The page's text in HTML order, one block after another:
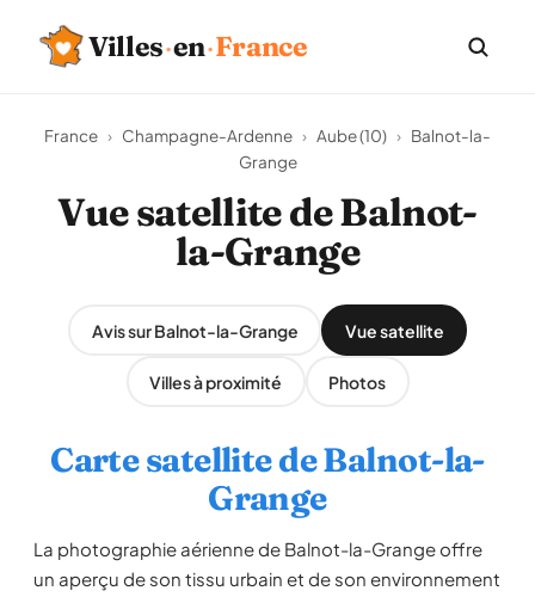
Villes·en·France
France › Champagne-Ardenne › Aube (10) › Balnot-la-
Grange
Vue satellite de Balnot-
la-Grange
Avis sur Balnot-la-Grange Vue satellite
Villes à proximité Photos
Carte satellite de Balnot-la-
Grange
La photographie aérienne de Balnot-la-Grange offre
un aperçu de son tissu urbain et de son environnement